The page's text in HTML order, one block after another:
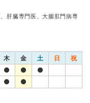
肝臓専門医、大腸肛門病専
木 金 土 日 祝